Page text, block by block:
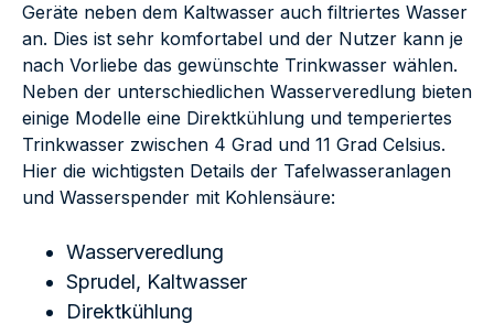
Geräte neben dem Kaltwasser auch filtriertes Wasser
an. Dies ist sehr komfortabel und der Nutzer kann je
nach Vorliebe das gewünschte Trinkwasser wählen.
Neben der unterschiedlichen Wasserveredlung bieten
einige Modelle eine Direktkühlung und temperiertes
Trinkwasser zwischen 4 Grad und 11 Grad Celsius.
Hier die wichtigsten Details der Tafelwasseranlagen
und Wasserspender mit Kohlensäure:
Wasserveredlung
Sprudel, Kaltwasser
Direktkühlung